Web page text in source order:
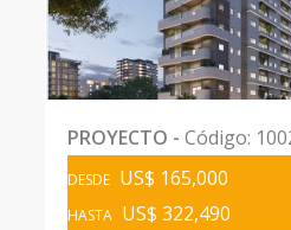
PROYECTO - Código:
DESDE US$ 165,000
HASTA US$ 322,490